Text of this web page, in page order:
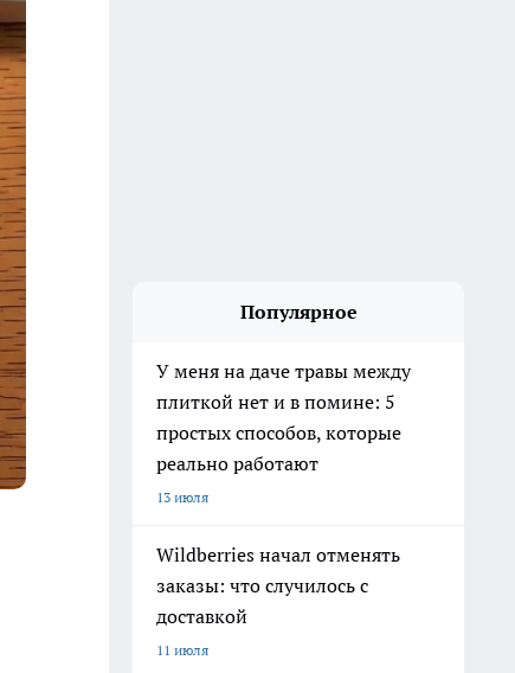
Популярное
У меня на даче травы между
плиткой нет и в помине: 5
простых способов, которые
реально работают
13 июля
Wildberries начал отменять
заказы: что случилось с
доставкой
11 июля